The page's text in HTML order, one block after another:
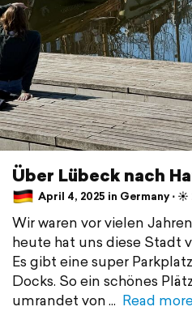
Über Lübeck nach
April 4, 2025 in Germany ⋅ ☀️
Wir waren vor vielen
heute hat uns diese Stadt
Es gibt eine super
Docks. So ein schönes
umrandet von
Read